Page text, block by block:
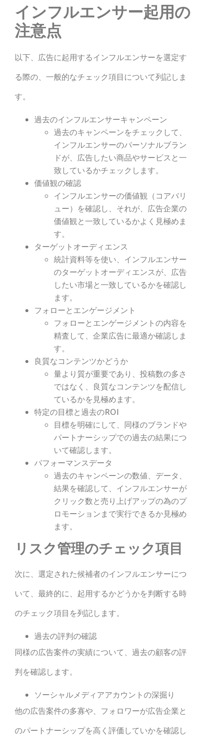
インフルエンサー起用の
注意点
以下、広告に起用するインフルエンサーを選定す
る際の、一般的なチェック項目について列記しま
す。
過去のインフルエンサーキャンペーン
過去のキャンペーンをチェックして、
インフルエンサーのパーソナルブラン
ドが、広告したい商品やサービスと一
致しているかチェックします。
価値観の確認
インフルエンサーの価値観（コアバリ
ュー）を確認し、それが、広告企業の
価値観と一致しているかよく見極めま
す。
ターゲットオーディエンス
統計資料等を使い、インフルエンサー
のターゲットオーディエンスが、広告
したい市場と一致しているかを確認し
ます。
フォローとエンゲージメント
フォローとエンゲージメントの内容を
精査して、企業広告に最適か確認しま
す。
良質なコンテンツかどうか
量より質が重要であり、投稿数の多さ
ではなく、良質なコンテンツを配信し
ているかを見極めます。
特定の目標と過去のROI
目標を明確にして、同様のブランドや
パートナーシップでの過去の結果につ
いて確認します。
パフォーマンスデータ
過去のキャンペーンの数値、データ、
結果を確認して、インフルエンサーが
クリック数と売り上げアップの為のプ
ロモーションまで実行できるか見極め
ます。
リスク管理のチェック項目
次に、選定された候補者のインフルエンサーにつ
いて、最終的に、起用するかどうかを判断する時
のチェック項目を列記します。
過去の評判の確認
同様の広告案件の実績について、過去の顧客の評
判を確認します。
ソーシャルメディアアカウントの深掘り
他の広告案件の多寡や、フォロワーが広告企業と
のパートナーシップを高く評価していかを確認し